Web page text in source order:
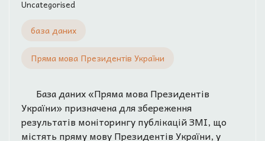
Uncategorised
база даних
Пряма мова Президентів України
База даних «Пряма мова Президентів
України» призначена для збереження
результатів моніторингу публікацій ЗМІ, що
містять пряму мову Президентів України, у